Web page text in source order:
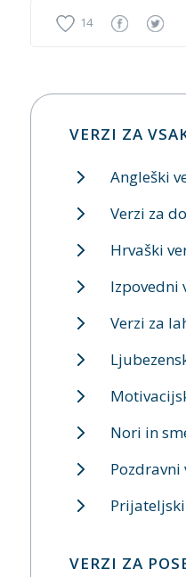
14
VERZI ZA
Angleški
Verzi za
Hrvaški
Izpovedni
Verzi za
Nori in
Pozdravni
VERZI ZA